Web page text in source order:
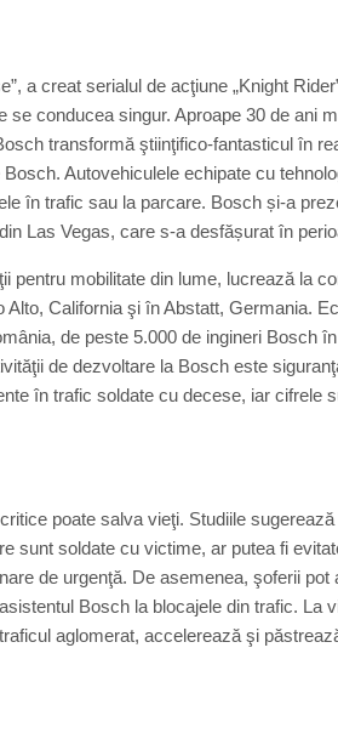
a creat serialul de acţiune „Knight
se conducea singur. Aproape 30 de ani
transformă ştiinţifico-fantasticul în
Autovehiculele echipate cu
în trafic sau la parcare. Bosch și-a
Las Vegas, care s-a desfășurat în
pentru mobilitate din lume, lucrează la
California şi în Abstatt, Germania.
de peste 5.000 de ingineri Bosch
de dezvoltare la Bosch este
în trafic soldate cu decese, iar cifrele
poate salva vieţi. Studiile
sunt soldate cu victime, ar putea fi
de urgenţă. De asemenea, şoferii pot
Bosch la blocajele din trafic. La
aglomerat, accelerează şi